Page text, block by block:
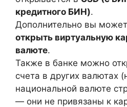
кредитного БИН).
Дополнительно вы
открыть виртуальную
валюте.
Также в банке можно
счета в других валютах
национальной валюте
— они не привязаны к